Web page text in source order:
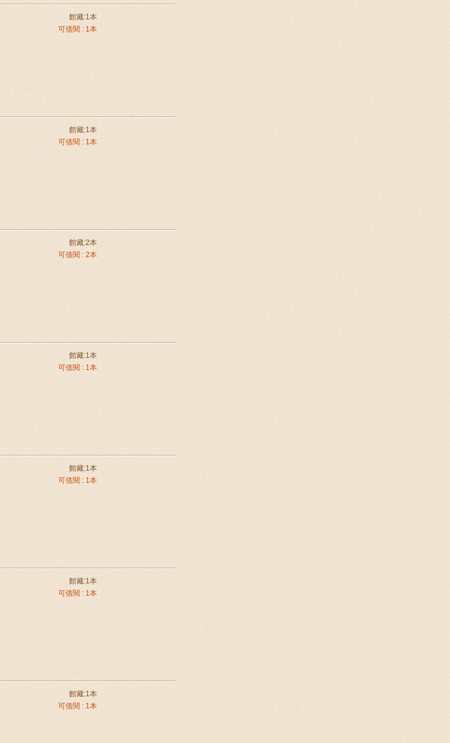
館藏:1本
可借閱 : 1本
館藏:1本
可借閱 : 1本
館藏:2本
可借閱 : 2本
館藏:1本
可借閱 : 1本
館藏:1本
可借閱 : 1本
館藏:1本
可借閱 : 1本
館藏:1本
可借閱 : 1本